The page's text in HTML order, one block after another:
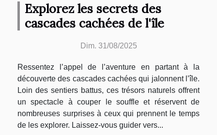
Explorez les secrets des
cascades cachées de l'île
Dim. 31/08/2025
Ressentez l’appel de l’aventure en partant à la
découverte des cascades cachées qui jalonnent l’île.
Loin des sentiers battus, ces trésors naturels offrent
un spectacle à couper le souffle et réservent de
nombreuses surprises à ceux qui prennent le temps
de les explorer. Laissez-vous guider vers...